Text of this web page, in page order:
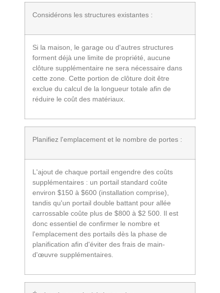
Considérons les structures existantes :
Si la maison, le garage ou d'autres structures
forment déjà une limite de propriété, aucune
clôture supplémentaire ne sera nécessaire dans
cette zone. Cette portion de clôture doit être
exclue du calcul de la longueur totale afin de
réduire le coût des matériaux.
Planifiez l'emplacement et le nombre de portes :
L'ajout de chaque portail engendre des coûts
supplémentaires : un portail standard coûte
environ $150 à $600 (installation comprise),
tandis qu'un portail double battant pour allée
carrossable coûte plus de $800 à $2 500. Il est
donc essentiel de confirmer le nombre et
l'emplacement des portails dès la phase de
planification afin d'éviter des frais de main-
d'œuvre supplémentaires.